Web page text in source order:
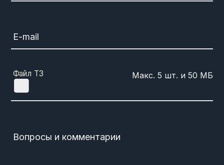
E-mail
Файл ТЗ
Вопросы и комментарии